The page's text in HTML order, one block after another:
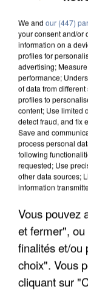
APRÈS
DE FAUNE
We and our (447)
your consent and/or
information on a
profiles for
advertising;
performance;
of data from
profiles to
content; Use limited
detect fraud, and fix
Save and
process personal
following
requested; Use
other data sources;
information
Vous pouvez
et fermer",
finalités et/ou
choix". Vous
cliquant sur